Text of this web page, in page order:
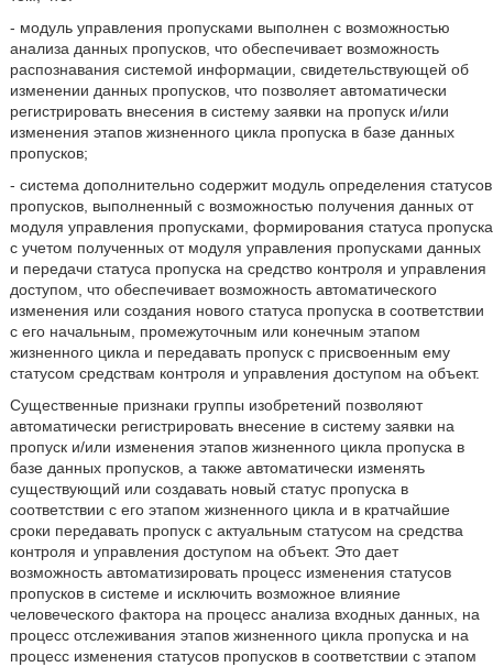
- модуль управления пропусками выполнен с возможностью
анализа данных пропусков, что обеспечивает возможность
распознавания системой информации, свидетельствующей об
изменении данных пропусков, что позволяет автоматически
регистрировать внесения в систему заявки на пропуск и/или
изменения этапов жизненного цикла пропуска в базе данных
пропусков;
- система дополнительно содержит модуль определения статусов
пропусков, выполненный с возможностью получения данных от
модуля управления пропусками, формирования статуса пропуска
с учетом полученных от модуля управления пропусками данных
и передачи статуса пропуска на средство контроля и управления
доступом, что обеспечивает возможность автоматического
изменения или создания нового статуса пропуска в соответствии
с его начальным, промежуточным или конечным этапом
жизненного цикла и передавать пропуск с присвоенным ему
статусом средствам контроля и управления доступом на объект.
Существенные признаки группы изобретений позволяют
автоматически регистрировать внесение в систему заявки на
пропуск и/или изменения этапов жизненного цикла пропуска в
базе данных пропусков, а также автоматически изменять
существующий или создавать новый статус пропуска в
соответствии с его этапом жизненного цикла и в кратчайшие
сроки передавать пропуск с актуальным статусом на средства
контроля и управления доступом на объект. Это дает
возможность автоматизировать процесс изменения статусов
пропусков в системе и исключить возможное влияние
человеческого фактора на процесс анализа входных данных, на
процесс отслеживания этапов жизненного цикла пропуска и на
процесс изменения статусов пропусков в соответствии с этапом